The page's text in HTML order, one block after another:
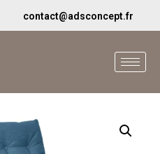
contact@adsconcept.fr